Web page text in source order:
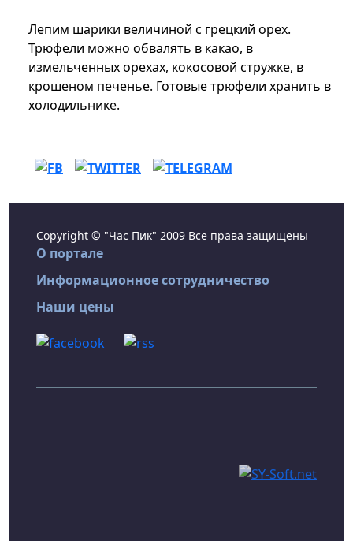
Лепим шарики величиной с грецкий орех.
Трюфели можно обвалять в какао, в
измельченных орехах, кокосовой стружке, в
крошеном печенье. Готовые трюфели хранить в
холодильнике.
Copyright © "Час Пик" 2009 Все права защищены
О портале
Информационное сотрудничество
Наши цены